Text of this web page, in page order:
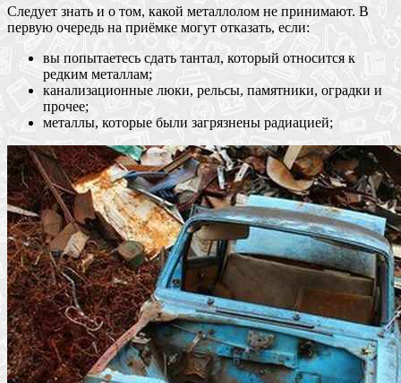
Следует знать и о том, какой металлолом не принимают. В
первую очередь на приёмке могут отказать, если:
вы попытаетесь сдать тантал, который относится к
редким металлам;
канализационные люки, рельсы, памятники, оградки и
прочее;
металлы, которые были загрязнены радиацией;